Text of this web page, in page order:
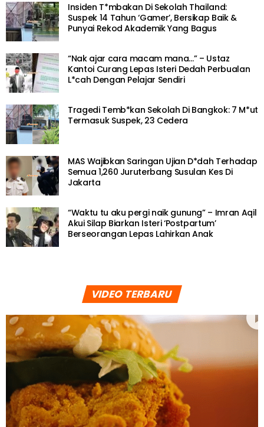
Insiden T*mbakan Di Sekolah Thailand:
Suspek 14 Tahun ‘Gamer’, Bersikap Baik &
Punyai Rekod Akademik Yang Bagus
“Nak ajar cara macam mana…” – Ustaz
Kantoi Curang Lepas Isteri Dedah Perbualan
L*cah Dengan Pelajar Sendiri
Tragedi Temb*kan Sekolah Di Bangkok: 7 M*ut
Termasuk Suspek, 23 Cedera
MAS Wajibkan Saringan Ujian D*dah Terhadap
Semua 1,260 Juruterbang Susulan Kes Di
Jakarta
“Waktu tu aku pergi naik gunung” – Imran Aqil
Akui Silap Biarkan Isteri ‘Postpartum’
Berseorangan Lepas Lahirkan Anak
VIDEO TERBARU